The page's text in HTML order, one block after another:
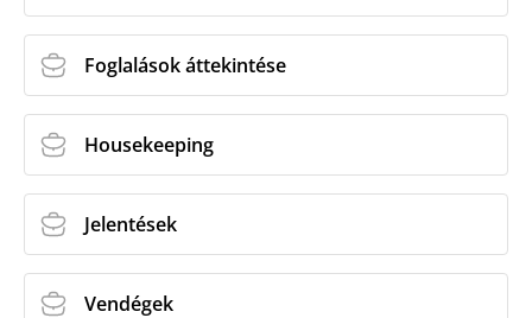
Foglalások áttekintése
Housekeeping
Jelentések
Vendégek